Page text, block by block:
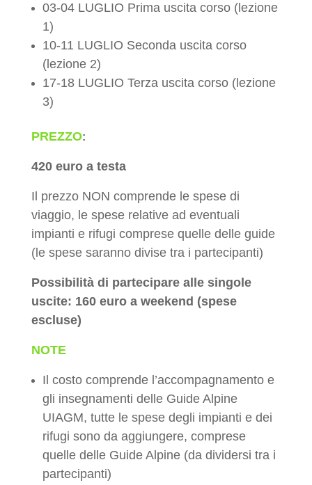
03-04 LUGLIO Prima uscita corso (lezione
1)
10-11 LUGLIO Seconda uscita corso
(lezione 2)
17-18 LUGLIO Terza uscita corso (lezione
3)
PREZZO:
420 euro a testa
Il prezzo NON comprende le spese di
viaggio, le spese relative ad eventuali
impianti e rifugi comprese quelle delle guide
(le spese saranno divise tra i partecipanti)
Possibilità di partecipare alle singole
uscite: 160 euro a weekend (spese
escluse)
NOTE
Il costo comprende l’accompagnamento e
gli insegnamenti delle Guide Alpine
UIAGM, tutte le spese degli impianti e dei
rifugi sono da aggiungere, comprese
quelle delle Guide Alpine (da dividersi tra i
partecipanti)